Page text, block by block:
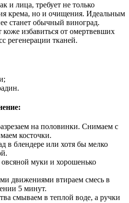
и лица, требует не только
крема, но и очищения. Идеальным
станет обычный виноград.
избавиться от омертвевших
регенерации тканей.
на половинки. Снимаем с
косточки.
в блендере или хотя бы мелко
муки и хорошенько
движениями втираем смесь в
5 минут.
смываем в теплой воде, а ручки